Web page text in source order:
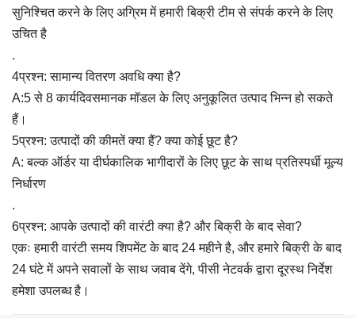
सुनिश्चित करने के लिए अग्रिम में हमारी बिक्री टीम से संपर्क करने के लिए
उचित है
.
4प्रश्न: सामान्य वितरण अवधि क्या है?
A:5 से 8 कार्यदिवसमानक मॉडल के लिए अनुकूलित उत्पाद भिन्न हो सकते
हैं।
5प्रश्न: उत्पादों की कीमतें क्या हैं? क्या कोई छूट है?
A: बल्क ऑर्डर या दीर्घकालिक भागीदारों के लिए छूट के साथ प्रतिस्पर्धी मूल्य
निर्धारण
.
6प्रश्न: आपके उत्पादों की वारंटी क्या है? और बिक्री के बाद सेवा?
एकः हमारी वारंटी समय शिपमेंट के बाद 24 महीने है, और हमारे बिक्री के बाद
24 घंटे में अपने सवालों के साथ जवाब देंगे, पीसी नेटवर्क द्वारा दूरस्थ निर्देश
हमेशा उपलब्ध है।